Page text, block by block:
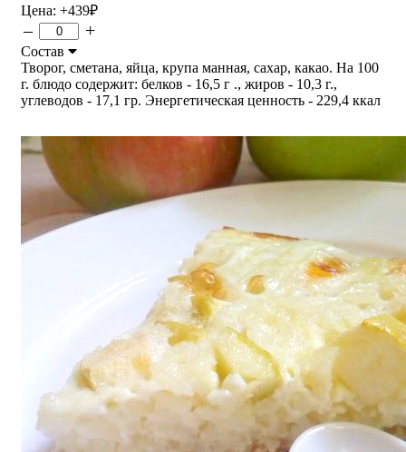
Цена: +439₽
– +
Состав
Творог, сметана, яйца, крупа манная, сахар, какао. На 100
г. блюдо содержит: белков - 16,5 г ., жиров - 10,3 г.,
углеводов - 17,1 гр. Энергетическая ценность - 229,4 ккал